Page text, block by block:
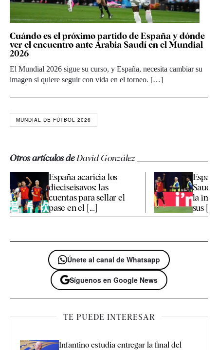
Cuándo es el próximo partido de España y dónde
ver el encuentro ante Arabia Saudí en el Mundial
2026
El Mundial 2026 sigue su curso, y España, necesita cambiar su
imagen si quiere seguir con vida en el torneo. […]
MUNDIAL DE FÚTBOL 2026
Otros artículos deDavid González
España acaricia los
dieciseisavos: las
cuentas para sellar el
pase en el [...]
Saudí:
la
sus [...]
Únete al canal de Whatsapp
Síguenos en Google News
TE PUEDE INTERESAR
Infantino estudia entregar la final del